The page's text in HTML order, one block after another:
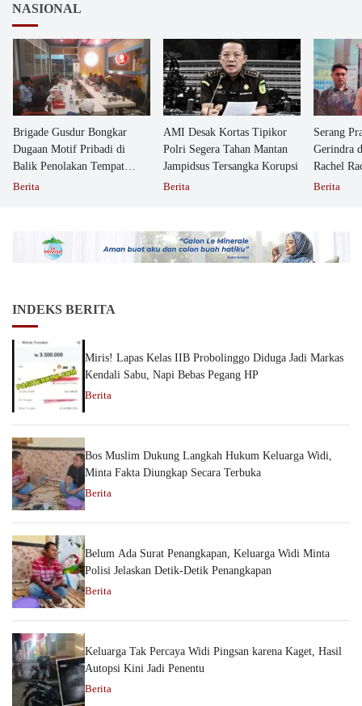
NASIONAL
Brigade Gusdur Bongkar
Dugaan Motif Pribadi di
Balik Penolakan Tempat
Ibadah GKJW Bangil
Berita
AMI Desak Kortas Tipikor
Polri Segera Tahan Mantan
Jampidsus Tersangka Korupsi
Berita
Serang
Gerindra
Rachel
Berita
INDEKS BERITA
Miris! Lapas Kelas IIB Probolinggo Diduga Jadi Markas
Kendali Sabu, Napi Bebas Pegang HP
Berita
Bos Muslim Dukung Langkah Hukum Keluarga Widi,
Minta Fakta Diungkap Secara Terbuka
Berita
Belum Ada Surat Penangkapan, Keluarga Widi Minta
Polisi Jelaskan Detik-Detik Penangkapan
Berita
Keluarga Tak Percaya Widi Pingsan karena Kaget, Hasil
Autopsi Kini Jadi Penentu
Berita